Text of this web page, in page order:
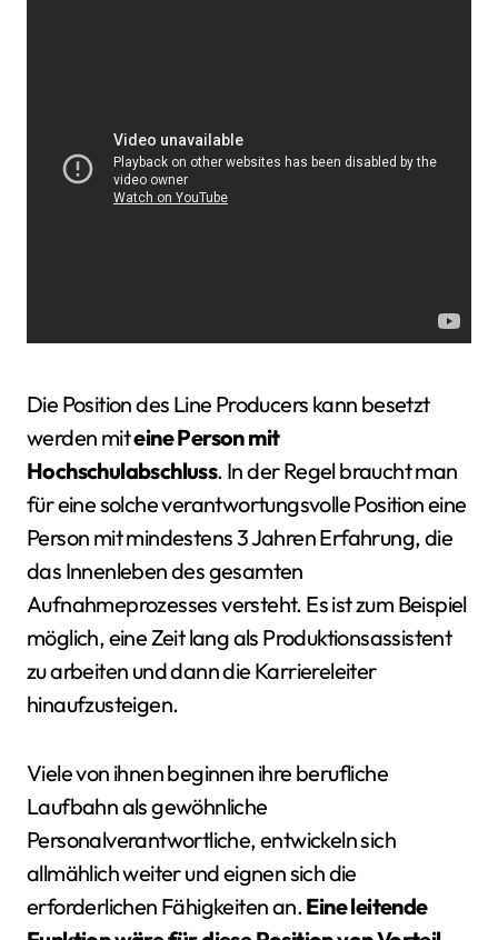
Die Position des Line Producers kann besetzt
werden miteine Person mit
Hochschulabschluss. In der Regel braucht man
für eine solche verantwortungsvolle Position eine
Person mit mindestens 3 Jahren Erfahrung, die
das Innenleben des gesamten
Aufnahmeprozesses versteht. Es ist zum Beispiel
möglich, eine Zeit lang als Produktionsassistent
zu arbeiten und dann die Karriereleiter
hinaufzusteigen.
Viele von ihnen beginnen ihre berufliche
Laufbahn als gewöhnliche
Personalverantwortliche, entwickeln sich
allmählich weiter und eignen sich die
erforderlichen Fähigkeiten an.Eine leitende